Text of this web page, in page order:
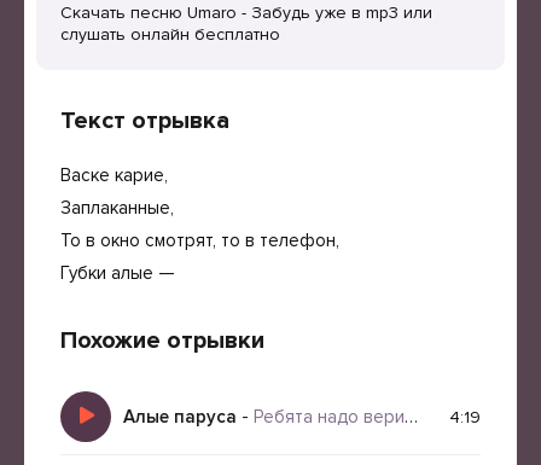
Скачать песню Umaro - Забудь уже в mp3 или
слушать онлайн бесплатно
Текст отрывка
Васке карие,
Заплаканные,
То в окно смотрят, то в телефон,
Губки алые —
Похожие отрывки
Алые паруса - Ребята надо верить в чудеса 4:19